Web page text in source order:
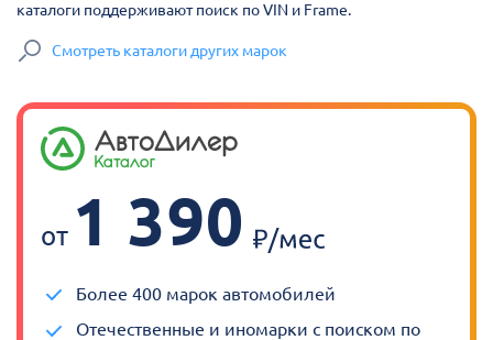
каталоги поддерживают поиск по VIN и Frame.
Смотреть каталоги других марок
от 1 390
Более 400 марок автомобилей
Отечественные и иномарки с поиском по